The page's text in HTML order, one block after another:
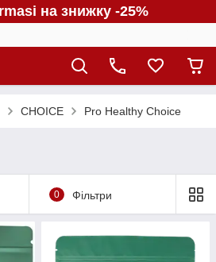
на знижку -25%
CHOICE Pro Healthy Choice
0 Фільтри